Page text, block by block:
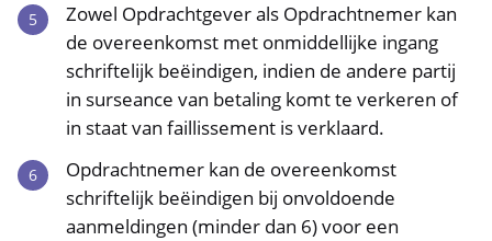
Zowel Opdrachtgever als Opdrachtnemer kan
de overeenkomst met onmiddellijke ingang
schriftelijk beëindigen, indien de andere partij
in surseance van betaling komt te verkeren of
in staat van faillissement is verklaard.
Opdrachtnemer kan de overeenkomst
schriftelijk beëindigen bij onvoldoende
aanmeldingen (minder dan 6) voor een